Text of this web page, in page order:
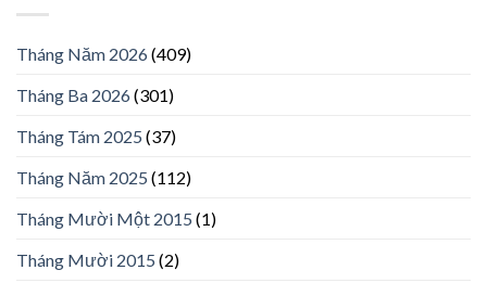
Tháng Năm 2026(409)
Tháng Ba 2026(301)
Tháng Tám 2025 (37)
Tháng Năm 2025 (112)
Tháng Mười Một 2015 (1)
Tháng Mười 2015 (2)